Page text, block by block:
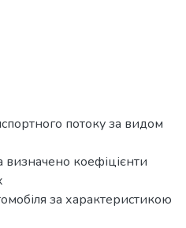
потоку за видом
коефіцієнти
за характеристикою